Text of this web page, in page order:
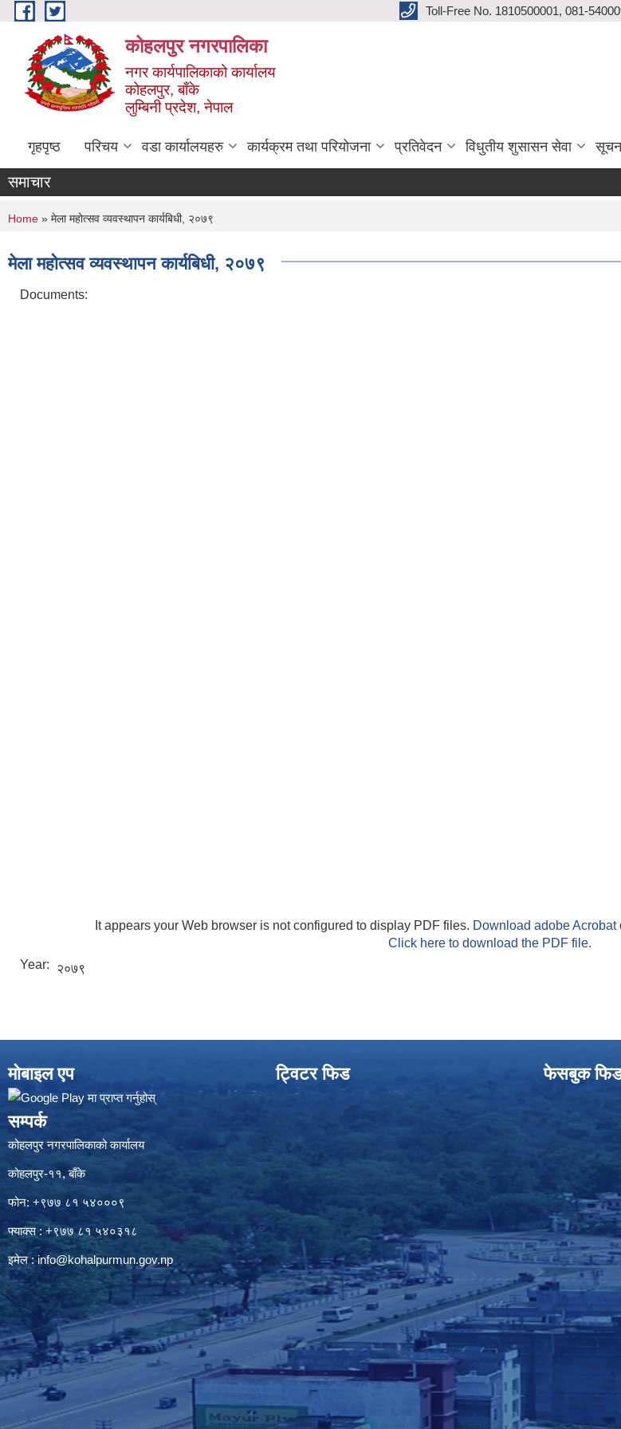
Skip to main content Toll-Free No. 1810500001, 081-
कोहलपुर नगरपालिका
नगर कार्यपालिकाको कार्यालय
कोहलपुर, बाँके
लुम्बिनी प्रदेश, नेपाल
गृहपृष्ठ परिचय वडा कार्यालयहरु कार्यक्रम तथा परियोजना प्रतिवेदन विधुतीय शुसासन सेवा
समाचार
You are here
Home » मेला महोत्सव व्यवस्थापन कार्यबिधी, २०७९
मेला महोत्सव व्यवस्थापन कार्यबिधी, २०७९
Documents:
It appears your Web browser is not configured to display PDF files. Download adobe Acrobat
Click here to download the PDF file.
Year:
२०७९
मोबाइल एप
सम्पर्क
कोहलपुर नगरपालिकाको कार्यालय
कोहलपुर-११, बाँके
फोन: +९७७ ८१ ५४०००९
फ्याक्स : +९७७ ८१ ५४०३१८
इमेल :info@kohalpurmun.gov.np
ट्विटर फिड फेसबुक फिड